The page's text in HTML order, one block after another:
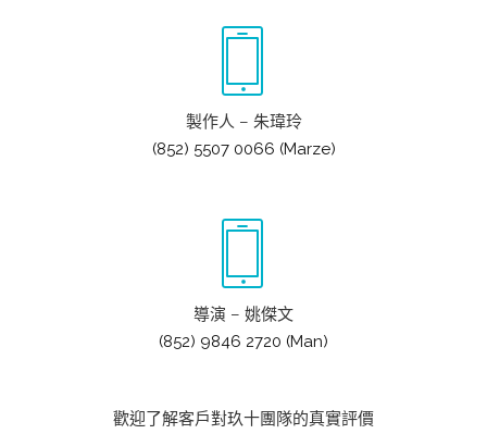
製作人 – 朱瑋玲
(852) 5507 0066 (Marze)
導演 – 姚傑文
(852) 9846 2720 (Man)
歡迎了解客戶對玖十團隊的真實評價